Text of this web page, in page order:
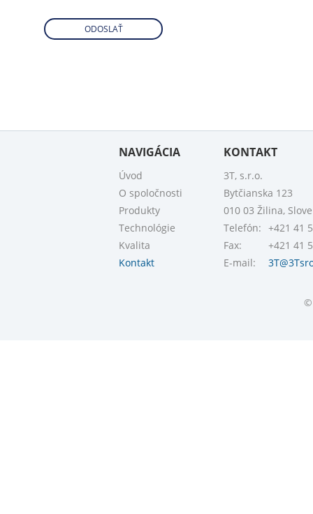
ODOSLAŤ
NAVIGÁCIA
Úvod
O spoločnosti
Produkty
Technológie
Kvalita
Kontakt
KONTAKT
3T, s.r.o.
Bytčianska 123
010 03 Žilina,
Telefón: +421 41
Fax:
+421 41
E-mail:
©